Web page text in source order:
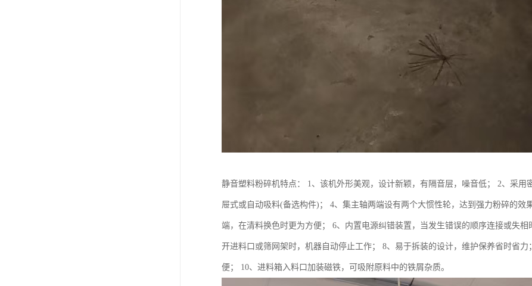
静音塑料粉碎机特点： 1、该机外形美观，设计新颖，有隔音层，噪音低； 2、采
屉式或自动吸料(备选构件)； 4、集主轴两端设有两个大惯性轮，达到强力粉碎的效
端，在清料换色时更为方便； 6、内置电源纠错装置，当发生错误的顺序连接或失相
开进料口或筛网架时，机器自动停止工作； 8、易于拆装的设计，维护保养省时省
便； 10、进料箱入料口加装磁铁，可吸附原料中的铁屑杂质。